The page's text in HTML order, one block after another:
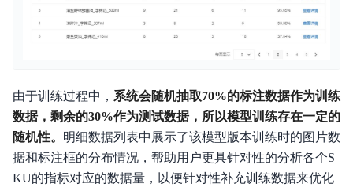
由于训练过程中， 系统会随机抽取70%的标注数据作为训练
数据，剩余的30%作为测试数据，所以模型训练存在一定的
随机性。 明细数据列表中展示了该模型版本训练时的图片数
据和标注框的分布情况，帮助用户更具针对性的分析各个S
KU的指标对应的数据量，以便针对性补充训练数据来优化